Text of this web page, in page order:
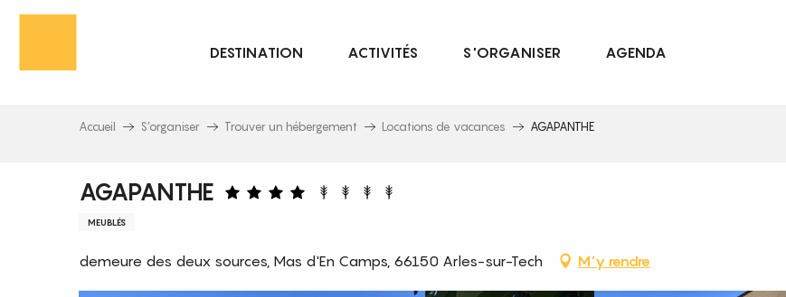
Aller
principal
DESTINATION ACTIVITÉS S'ORGANISER AGENDA
Accueil S’organiser Trouver un hébergement Locations de vacances AGAPANTHE
AGAPANTHE
MEUBLÉS
demeure des deux sources, Mas d'En Camps, 66150 Arles-sur-Tech M'y rendre